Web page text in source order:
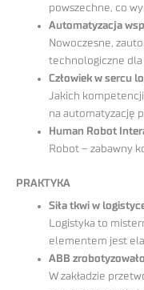
powszechne, co
Automatyzacja
Nowoczesne,
technologiczne dla
Człowiek w sercu
Jakich
na automatyzację
Human Robot
Robot – zabawny
PRAKTYKA
Siła tkwi w
Logistyka to
elementem jest
ABB
W zakładzie